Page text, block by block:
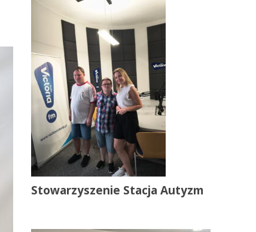
Stowarzyszenie Stacja Autyzm